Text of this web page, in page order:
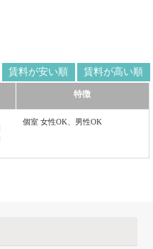
賃料が安い順 賃料が高い順
特徴
個室 女性OK、男性OK